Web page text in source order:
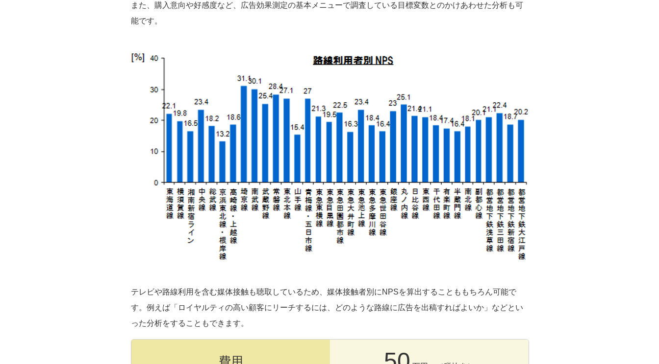
また、購入意向や好感度など、広告効果測定の基本メニューで調査している目標変数とのかけあわせた分析も可
能です。
テレビや路線利用を含む媒体接触も聴取しているため、媒体接触者別にNPSを算出することももちろん可能で
す。例えば「ロイヤルティの高い顧客にリーチするには、どのような路線に広告を出稿すればよいか」などとい
った分析をすることもできます。
費用